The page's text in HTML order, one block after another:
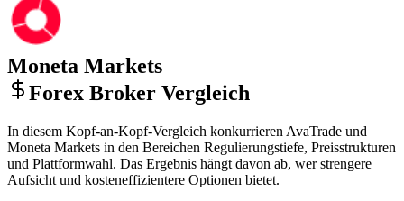
Moneta Markets
Forex Broker Vergleich
In diesem Kopf-an-Kopf-Vergleich konkurrieren AvaTrade und
Moneta Markets in den Bereichen Regulierungstiefe, Preisstrukturen
und Plattformwahl. Das Ergebnis hängt davon ab, wer strengere
Aufsicht und kosteneffizientere Optionen bietet.